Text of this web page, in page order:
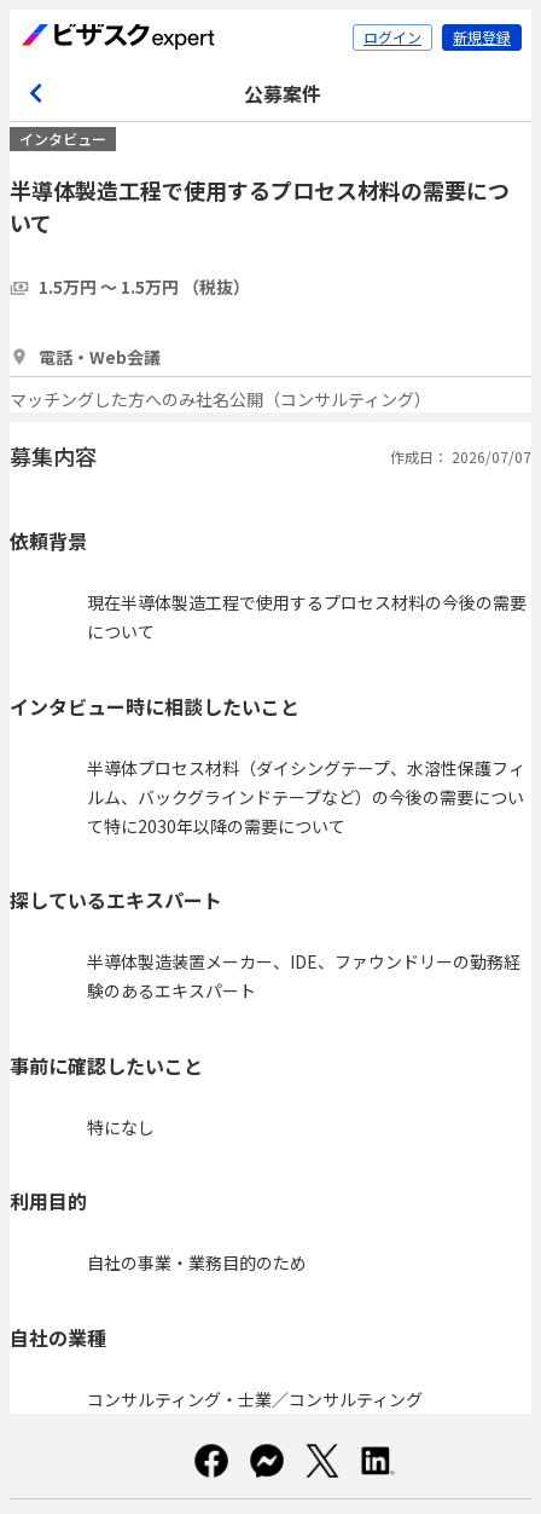
ログイン 新規登録
公募案件
インタビュー
半導体製造工程で使用するプロセス材料の需要につ
いて
1.5万円 〜 1.5万円 （税抜）
電話・Web会議
マッチングした方へのみ社名公開（コンサルティング）
募集内容 作成日： 2026/07/07
依頼背景
現在半導体製造工程で使用するプロセス材料の今後の需要
について
インタビュー時に相談したいこと
半導体プロセス材料（ダイシングテープ、水溶性保護フィ
ルム、バックグラインドテープなど）の今後の需要につい
て特に2030年以降の需要について
探しているエキスパート
半導体製造装置メーカー、IDE、ファウンドリーの勤務経
験のあるエキスパート
事前に確認したいこと
特になし
利用目的
自社の事業・業務目的のため
自社の業種
コンサルティング・士業／コンサルティング